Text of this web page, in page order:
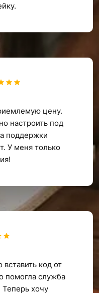
цену.
настроить под
поддержки
У меня только
код от
помогла служба
Теперь хочу